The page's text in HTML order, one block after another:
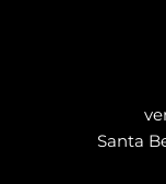
Santa